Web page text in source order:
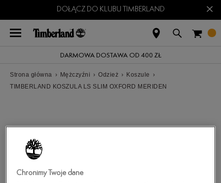
DOŁĄCZ DO KLUBU TIMBERLAND ×
DARMOWA DOSTAWA OD 400 ZŁ
Strona główna › Mężczyźni › Odzież › Koszule ›
TIMBERLAND KOSZULA LS SLIM OXFORD MERIDEN
Chronimy Twoje dane